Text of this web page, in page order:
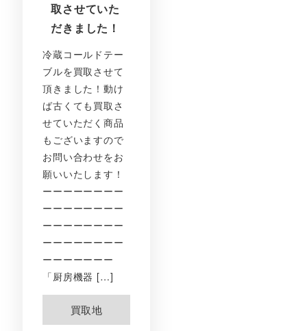
取させていた
だきました！
冷蔵コールドテー
ブルを買取させて
頂きました！動け
ば古くても買取さ
せていただく商品
もございますので
お問い合わせをお
願いいたします！
ーーーーーーーー
ーーーーーーーー
ーーーーーーーー
ーーーーーーーー
ーーーーーーー
「厨房機器 […]
買取地